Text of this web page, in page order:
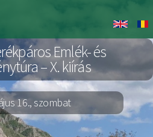
Bringa
Emlék- és
– X. kiírás
16., szombat